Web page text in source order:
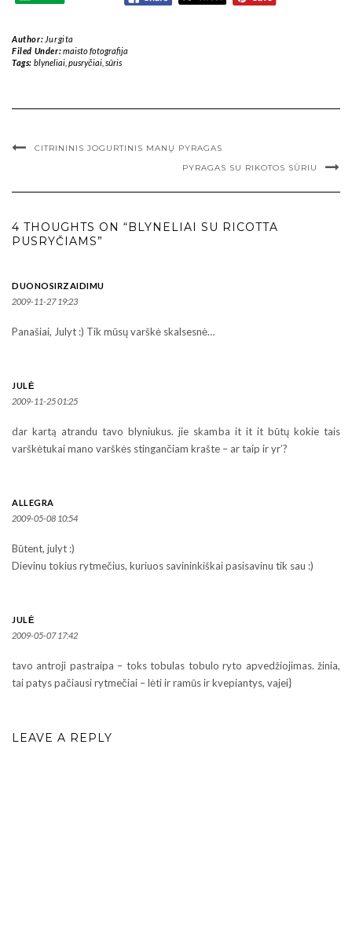
Author: Jurgita
Filed Under:maisto fotografija
Tags: blyneliai, pusryčiai, sūris
CITRININIS JOGURTINIS MANŲ PYRAGAS
PYRAGAS SU RIKOTOS SŪRIU
4 THOUGHTS ON “BLYNELIAI SU RICOTTA
PUSRYČIAMS”
DUONOSIRZAIDIMU
2009-11-27 19:23
Panašiai, Julyt :) Tik mūsų varškė skalsesnė…
JULĖ
2009-11-25 01:25
dar kartą atrandu tavo blyniukus. jie skamba it it it būtų kokie tais
varškėtukai mano varškės stingančiam krašte – ar taip ir yr’?
ALLEGRA
2009-05-08 10:54
Būtent, julyt :)
Dievinu tokius rytmečius, kuriuos savininkiškai pasisavinu tik sau :)
JULĖ
2009-05-07 17:42
tavo antroji pastraipa – toks tobulas tobulo ryto apvedžiojimas. žinia,
tai patys pačiausi rytmečiai – lėti ir ramūs ir kvepiantys, vajei}
LEAVE A REPLY